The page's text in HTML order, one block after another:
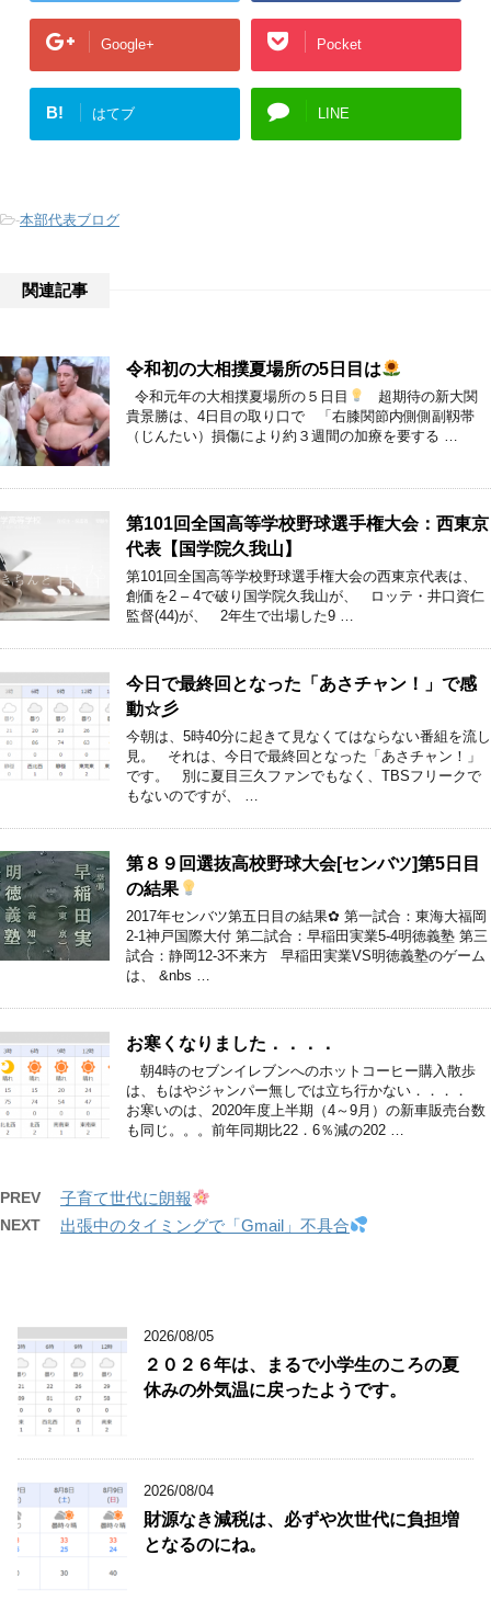
Google+ Pocket
B! はてブ LINE
-本部代表ブログ
関連記事
令和初の大相撲夏場所の5日目は
令和元年の大相撲夏場所の５日目
超期待の新大関
貴景勝は、4日目の取り口で 「右膝関節内側側副靱帯
（じんたい）損傷により約３週間の加療を要する …
第101回全国高等学校野球選手権大会：西東京
代表【国学院久我山】
第101回全国高等学校野球選手権大会の西東京代表は、
創価を2 – 4で破り国学院久我山が、 ロッテ・井口資仁
監督(44)が、 2年生で出場した9 …
今日で最終回となった「あさチャン！」で感
動☆彡
今朝は、5時40分に起きて見なくてはならない番組を流し
見。 それは、今日で最終回となった「あさチャン！」
です。 別に夏目三久ファンでもなく、TBSフリークで
もないのですが、 …
第８９回選抜高校野球大会[センバツ]第5日目
の結果
2017年センバツ第五日目の結果✿ 第一試合：東海大福岡
2-1神戸国際大付 第二試合：早稲田実業5-4明徳義塾 第三
試合：静岡12-3不来方 早稲田実業VS明徳義塾のゲーム
は、 &nbs …
お寒くなりました．．．．
朝4時のセブンイレブンへのホットコーヒー購入散歩
は、もはやジャンパー無しでは立ち行かない．．．．
お寒いのは、2020年度上半期（4～9月）の新車販売台数
も同じ。。。前年同期比22．6％減の202 …
PREV 子育て世代に朗報
NEXT 出張中のタイミングで「Gmail」不具合
2026/08/05
２０２６年は、まるで小学生のころの夏
休みの外気温に戻ったようです。
2026/08/04
財源なき減税は、必ずや次世代に負担増
となるのにね。